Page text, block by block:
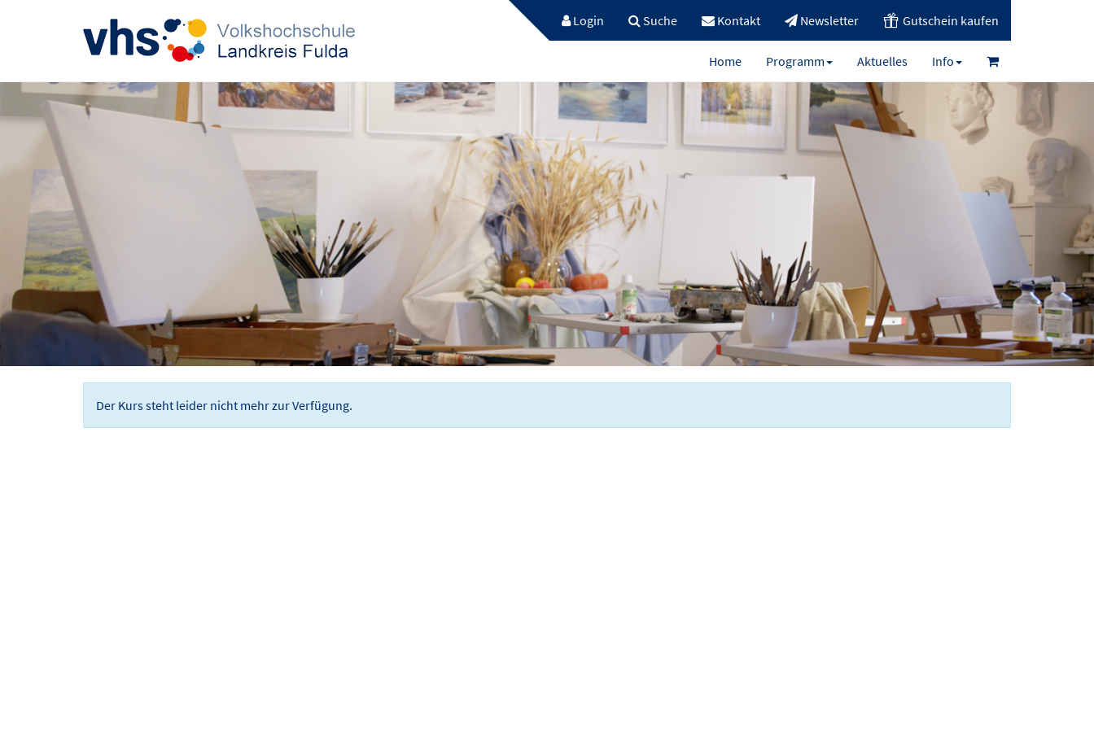
Login Suche Kontakt Newsletter Gutschein kaufen
Home Programm Aktuelles Info
Der Kurs steht leider nicht mehr zur Verfügung.